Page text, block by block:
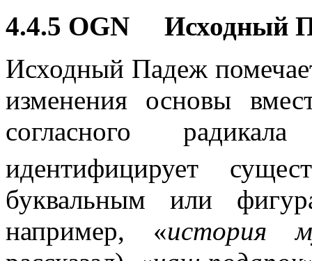
4.4.5 OGN Исходный
Исходный Падеж
изменения основы
согласного
идентифицирует
буквальным или
например, «история